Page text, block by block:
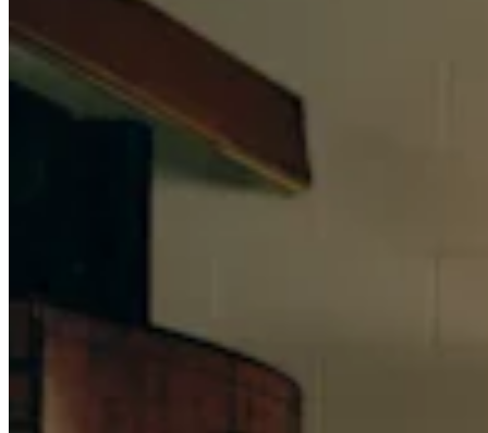
Haz un seguimiento del inventario
Agrega fuentes de ingresos
Administra tu flujo de caja
Haz un seguimiento del rendimiento
Haz que tus clientes regresen
Descubrir
Descripción general